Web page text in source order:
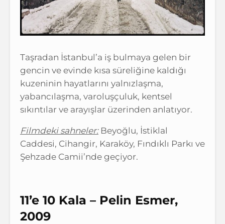
Taşradan İstanbul’a iş bulmaya gelen bir
gencin ve evinde kısa süreliğine kaldığı
kuzeninin hayatlarını yalnızlaşma,
yabancılaşma, varoluşçuluk, kentsel
sıkıntılar ve arayışlar üzerinden anlatıyor.
Filmdeki sahneler:Beyoğlu, İstiklal
Caddesi, Cihangir, Karaköy, Fındıklı Parkı ve
Şehzade Camii’nde geçiyor.
11’e 10 Kala – Pelin Esmer,
2009